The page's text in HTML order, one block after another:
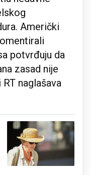
Američki
potvrđuju da
zasad nije
naglašava